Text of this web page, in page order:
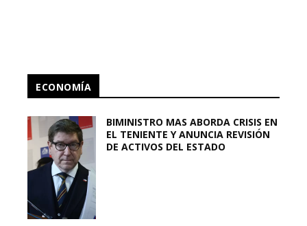
ECONOMÍA
BIMINISTRO MAS ABORDA CRISIS EN
EL TENIENTE Y ANUNCIA REVISIÓN
DE ACTIVOS DEL ESTADO